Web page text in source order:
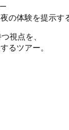
の体験を提示す
視点を、
るツアー。